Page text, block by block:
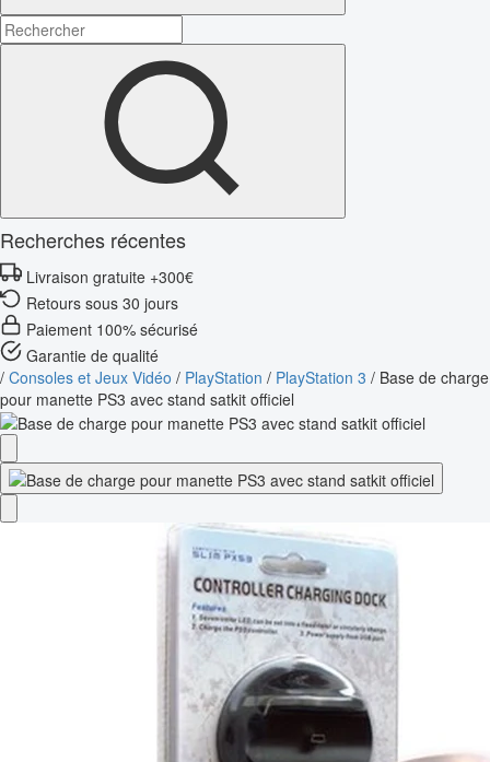
Recherches récentes
Livraison gratuite +300€
Retours sous 30 jours
Paiement 100% sécurisé
Garantie de qualité
/ Consoles et Jeux Vidéo / PlayStation / PlayStation 3 / Base de charge
pour manette PS3 avec stand satkit officiel